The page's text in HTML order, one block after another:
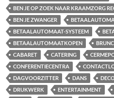
BEN JE OP ZOEK NAAR KRAAMZORG
BEN JE ZWANGER
BETAALAUTOMAAT-SYSTEEM
BETAALAUTOMAATKOPEN
CABARET
CATERING
CONFERENTIECENTRA
DAGVOORZITTER
DANS
DRUKWERK
ENTERTAINMENT